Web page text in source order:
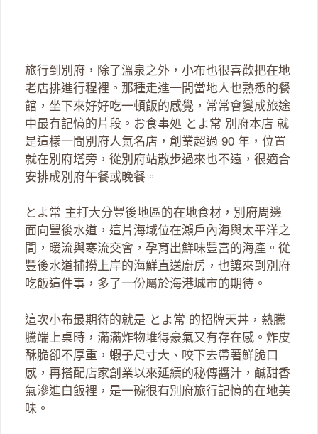
旅行到別府，除了溫泉之外，小布也很喜歡把在地
老店排進行程裡。那種走進一間當地人也熟悉的餐
館，坐下來好好吃一頓飯的感覺，常常會變成旅途
中最有記憶的片段。お食事処 とよ常 別府本店 就
是這樣一間別府人氣名店，創業超過 90 年，位置
就在別府塔旁，從別府站散步過來也不遠，很適合
安排成別府午餐或晚餐。
とよ常 主打大分豐後地區的在地食材，別府周邊
面向豐後水道，這片海域位在瀨戶內海與太平洋之
間，暖流與寒流交會，孕育出鮮味豐富的海產。從
豐後水道捕撈上岸的海鮮直送廚房，也讓來到別府
吃飯這件事，多了一份屬於海港城市的期待。
這次小布最期待的就是 とよ常 的招牌天丼，熱騰
騰端上桌時，滿滿炸物堆得豪氣又有存在感。炸皮
酥脆卻不厚重，蝦子尺寸大、咬下去帶著鮮脆口
感，再搭配店家創業以來延續的秘傳醬汁，鹹甜香
氣滲進白飯裡，是一碗很有別府旅行記憶的在地美
味。